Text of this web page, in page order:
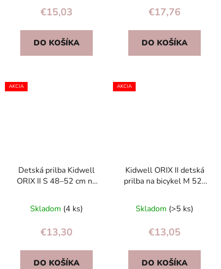
€15,03
DO KOŠÍKA
€17,76
DO KOŠÍKA
AKCIA
Detská prilba Kidwell
ORIX II S 48–52 cm na
korčule a kolobežku,
modrá (EN 1078, CE)
Skladom (4 ks)
€13,30
DO KOŠÍKA
AKCIA
Kidwell ORIX II detská
prilba na bicykel M 52-
nastaviteľná, EN1078
Skladom (>5 ks)
€13,05
DO KOŠÍKA